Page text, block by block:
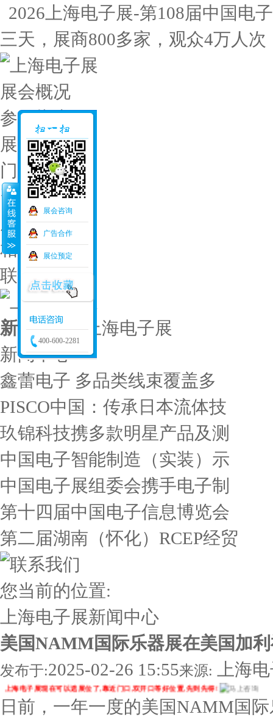
2026上海电子展-第108届中国电
三天，展商800多家，观众4万人次
展会概况
参展指南
展位预定
门票申请
资料下载
展会交通
相关展会
联系我们
新闻中心/上海电子展
新闻中心
鑫蕾电子 多品类线束覆盖多
PISCO中国：传承日本流体技
玖锦科技携多款明星产品及测
中国电子智能制造（实装）示
中国电子展组委会携手电子制
第十四届中国电子信息博览会
第二届湖南（怀化）RCEP经贸
您当前的位置:
上海电子展新闻中心
美国NAMM国际乐器展在美国加
发布于:2025-02-26 15:55来源: 上海
上海电子展现在可以选展位了,靠近门口,双开口等好位置,先到先得!
日前，一年一度的美国NAMM国
展会咨询
广告合作
展位预定
400-600-2281